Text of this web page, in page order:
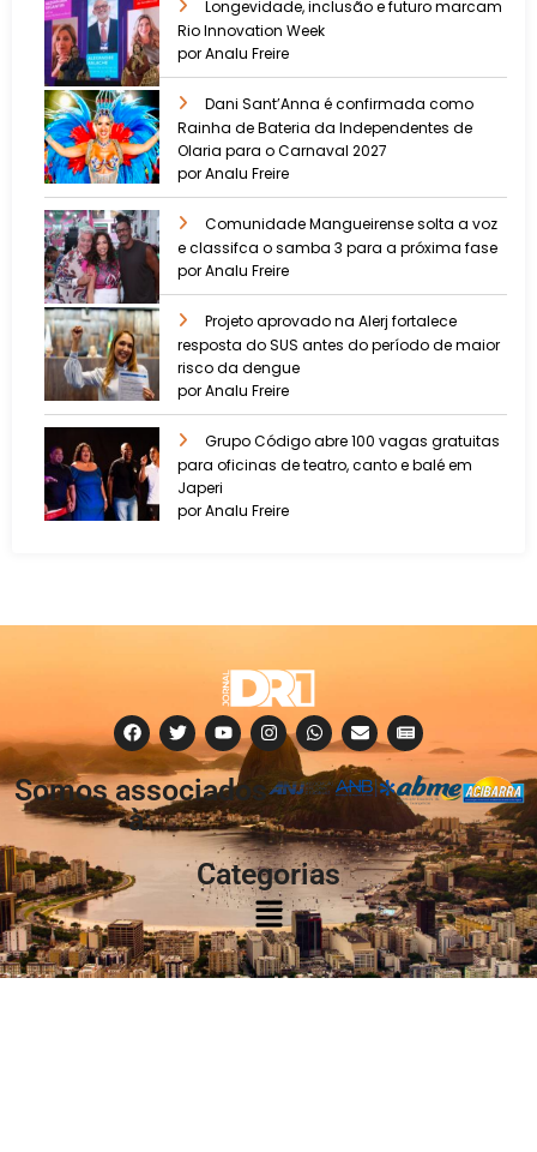
Longevidade, inclusão e futuro marcam
Rio Innovation Week
por Analu Freire
Dani Sant’Anna é confirmada como
Rainha de Bateria da Independentes de
Olaria para o Carnaval 2027
por Analu Freire
Comunidade Mangueirense solta a voz
e classifca o samba 3 para a próxima fase
por Analu Freire
Projeto aprovado na Alerj fortalece
resposta do SUS antes do período de maior
risco da dengue
por Analu Freire
Grupo Código abre 100 vagas gratuitas
para oficinas de teatro, canto e balé em
Japeri
por Analu Freire
Somos associados
à:
Categorias